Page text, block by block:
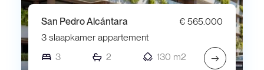
San Pedro Alcántara
€ 565.000
3 slaapkamer appartement
3
2 130 m2 →